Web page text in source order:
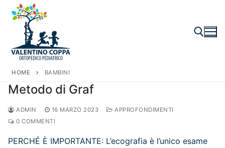
contenuto
HOME BAMBINI
Metodo di Graf
ADMIN 16 MARZO 2023
APPROFONDIMENTI
0 COMMENTI
PERCHÉ È IMPORTANTE: L’ecografia è l’unico esame